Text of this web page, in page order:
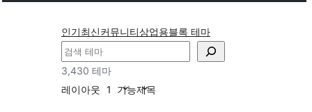
인기최신커뮤니티상업용블록 테마
검
색
3,430 테마
레이아웃 1 기능제목